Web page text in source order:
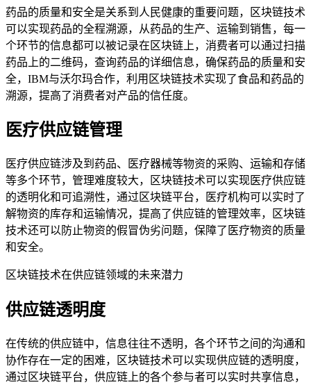
药品的质量和安全是关系到人民健康的重要问题，区块链技术
可以实现药品的全程溯源，从药品的生产、运输到销售，每一
个环节的信息都可以被记录在区块链上，消费者可以通过扫描
药品上的二维码，查询药品的详细信息，确保药品的质量和安
全，IBM与沃尔玛合作，利用区块链技术实现了食品和药品的
溯源，提高了消费者对产品的信任度。
医疗供应链管理
医疗供应链涉及到药品、医疗器械等物资的采购、运输和存储
等多个环节，管理难度较大，区块链技术可以实现医疗供应链
的透明化和可追溯性，通过区块链平台，医疗机构可以实时了
解物资的库存和运输情况，提高了供应链的管理效率，区块链
技术还可以防止物资的假冒伪劣问题，保障了医疗物资的质量
和安全。
区块链技术在供应链领域的未来潜力
供应链透明度
在传统的供应链中，信息往往不透明，各个环节之间的沟通和
协作存在一定的困难，区块链技术可以实现供应链的透明度，
通过区块链平台，供应链上的各个参与者可以实时共享信息，